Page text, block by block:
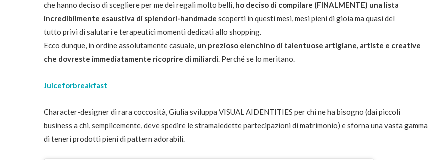
che hanno deciso di scegliere per me dei regali molto belli, ho deciso di compilare (FINALMENTE) una lista
incredibilmente esaustiva di splendori-handmade scoperti in questi mesi, mesi pieni di gioia ma quasi del
tutto privi di salutari e terapeutici momenti dedicati allo shopping.
Ecco dunque, in ordine assolutamente casuale, un prezioso elenchino di talentuose artigiane, artiste e creative
che dovreste immediatamente ricoprire di miliardi. Perché se lo meritano.
Juiceforbreakfast
Character-designer di rara coccosità, Giulia sviluppa VISUAL AIDENTITIES per chi ne ha bisogno (dai piccoli
business a chi, semplicemente, deve spedire le stramaledette partecipazioni di matrimonio) e sforna una vasta gamma
di teneri prodotti pieni di pattern adorabili.